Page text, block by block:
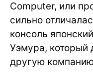
Computer, или
сильно
консоль
Уэмура, который
другую